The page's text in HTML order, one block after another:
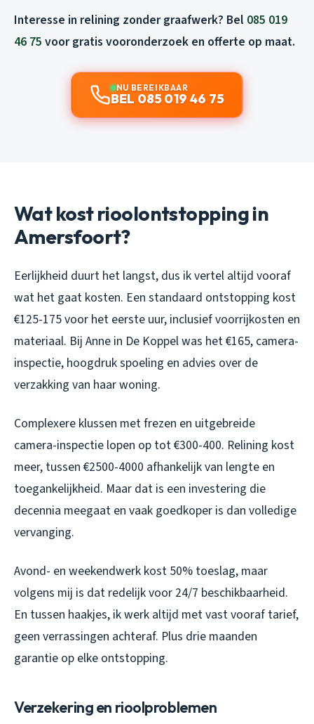
Interesse in relining zonder graafwerk? Bel 085 019
46 75 voor gratis vooronderzoek en offerte op maat.
NU BEREIKBAAR
BEL 085 019 46 75
Wat kost rioolontstopping in
Amersfoort?
Eerlijkheid duurt het langst, dus ik vertel altijd vooraf
wat het gaat kosten. Een standaard ontstopping kost
€125-175 voor het eerste uur, inclusief voorrijkosten en
materiaal. Bij Anne in De Koppel was het €165, camera-
inspectie, hoogdruk spoeling en advies over de
verzakking van haar woning.
Complexere klussen met frezen en uitgebreide
camera-inspectie lopen op tot €300-400. Relining kost
meer, tussen €2500-4000 afhankelijk van lengte en
toegankelijkheid. Maar dat is een investering die
decennia meegaat en vaak goedkoper is dan volledige
vervanging.
Avond- en weekendwerk kost 50% toeslag, maar
volgens mij is dat redelijk voor 24/7 beschikbaarheid.
En tussen haakjes, ik werk altijd met vast vooraf tarief,
geen verrassingen achteraf. Plus drie maanden
garantie op elke ontstopping.
Verzekering en rioolproblemen